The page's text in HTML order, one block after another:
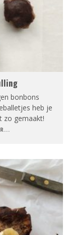
bonbons
heb je
zo gemaakt!